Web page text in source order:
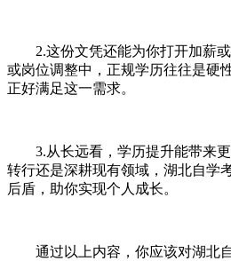
2.这份文凭还能为你打开加薪或
或岗位调整中，正规学历往往是硬
正好满足这一需求。
3.从长远看，学历提升能带来更
转行还是深耕现有领域，湖北自学
后盾，助你实现个人成长。
通过以上内容，你应该对湖北